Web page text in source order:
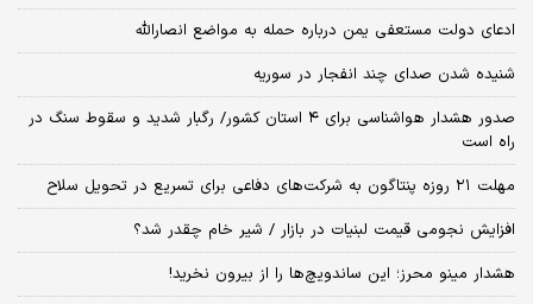
ادعای دولت مستعفی یمن درباره حمله به مواضع انصارالله
شنیده شدن صدای چند انفجار در سوریه
صدور هشدار هواشناسی برای ۴ استان کشور/ رگبار شدید و سقوط سنگ در
راه است
مهلت ۲۱ روزه پنتاگون به شرکت‌های دفاعی برای تسریع در تحویل سلاح
افزایش نجومی قیمت لبنیات در بازار / شیر خام چقدر شد؟
هشدار مینو محرز؛ این ساندویچ‌ها را از بیرون نخرید!